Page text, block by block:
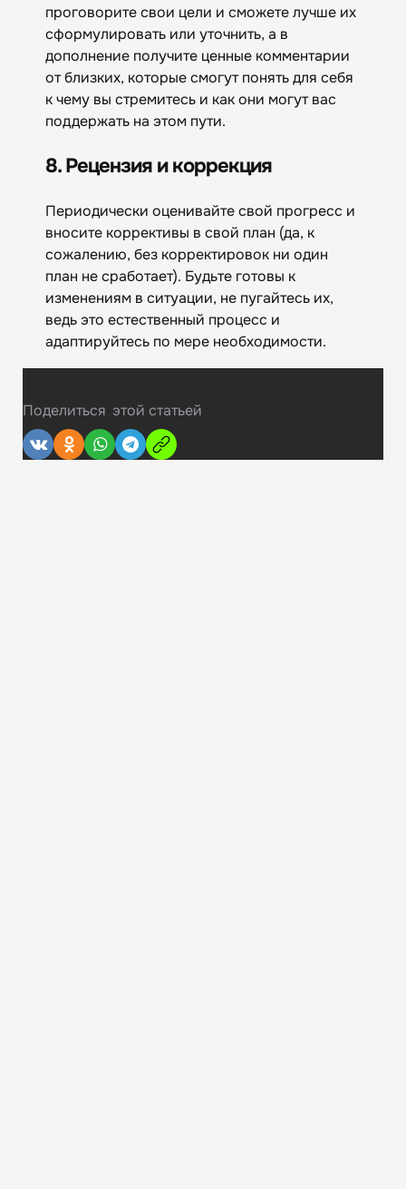
проговорите свои цели и сможете лучше их
сформулировать или уточнить, а в
дополнение получите ценные комментарии
от близких, которые смогут понять для себя
к чему вы стремитесь и как они могут вас
поддержать на этом пути.
8. Рецензия и коррекция
Периодически оценивайте свой прогресс и
вносите коррективы в свой план (да, к
сожалению, без корректировок ни один
план не сработает). Будьте готовы к
изменениям в ситуации, не пугайтесь их,
ведь это естественный процесс и
адаптируйтесь по мере необходимости.
Поделиться этой статьей